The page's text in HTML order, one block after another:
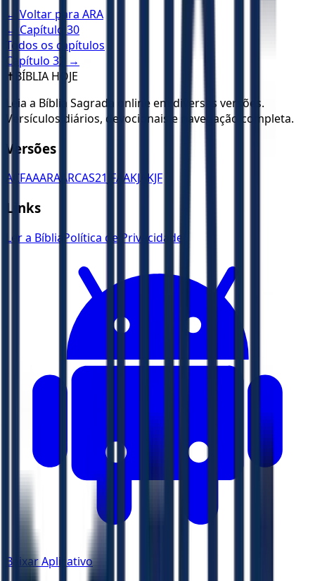
← Voltar para ARA
← Capítulo 30
Todos os capítulos
Capítulo 32
→
✝️ BÍBLIA HOJE
Leia a Bíblia Sagrada online em diversas versões.
Versículos diários, devocionais e navegação completa.
Versões
ACFAAARA ARCAS21 JFAAKJA KJF
Links
Ler a Bíblia Política de Privacidade
Baixar Aplicativo